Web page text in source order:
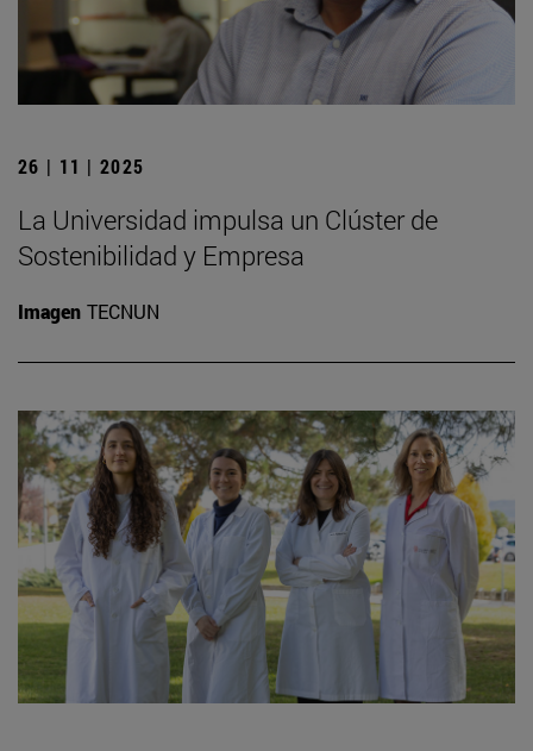
26 | 11 | 2025
La Universidad impulsa un Clúster de
Sostenibilidad y Empresa
Imagen TECNUN